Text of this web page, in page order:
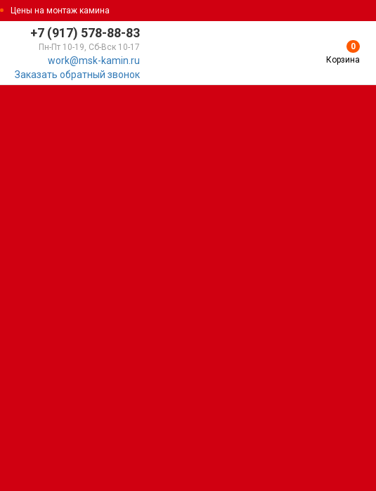
Цены на монтаж камина
+7 (917) 578-88-83
Пн-Пт 10-19, Сб-Вск 10-17
work@msk-kamin.ru
Заказать обратный звонок
0
Корзина